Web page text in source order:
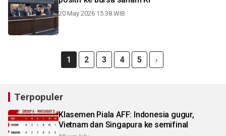
20 May 2026 15:38 WIB
1 2 3 4 5
Terpopuler
Klasemen Piala AFF: Indonesia gugur,
Vietnam dan Singapura ke semifinal